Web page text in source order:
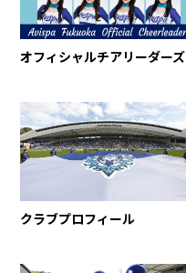
オフィシャルチアリーダーズ
クラブプロフィール